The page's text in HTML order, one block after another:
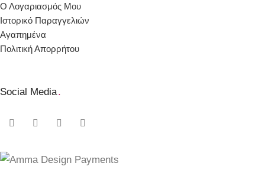
Ο Λογαριασμός Μου
Ιστορικό Παραγγελιών
Αγαπημένα
Πολιτική Απορρήτου
Social Media.